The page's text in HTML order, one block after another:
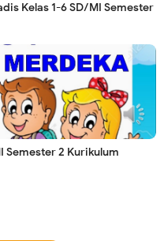
Kelas 1-6 SD/MI Semester
Semester 2 Kurikulum